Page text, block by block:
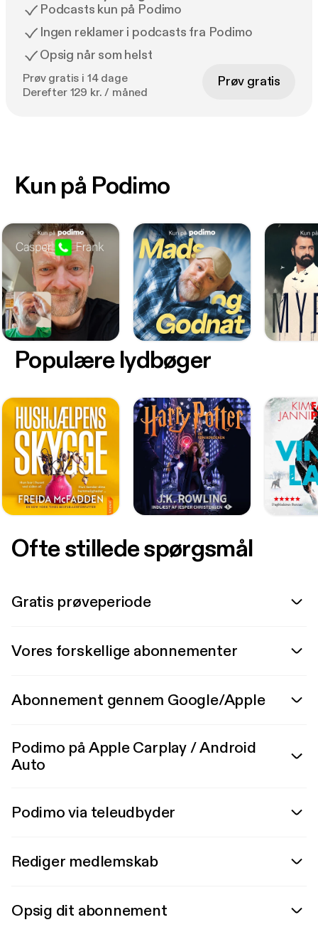
Podcasts kun på Podimo
Ingen reklamer i podcasts fra Podimo
Opsig når som helst
Prøv gratis i 14 dage
Derefter 129 kr. / måned
Prøv gratis
Kun på Podimo
Populære lydbøger
Ofte stillede spørgsmål
Gratis prøveperiode
Vores forskellige abonnementer
Abonnement gennem Google/Apple
Podimo på Apple Carplay / Android
Auto
Podimo via teleudbyder
Rediger medlemskab
Opsig dit abonnement